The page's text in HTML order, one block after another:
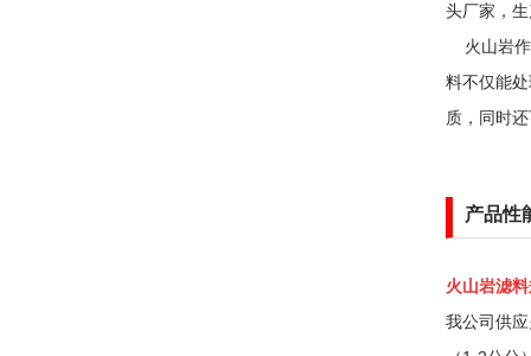
头厂家，
火山岩作
料不仅能
质，同时
产品性
火山岩滤料
我公司供